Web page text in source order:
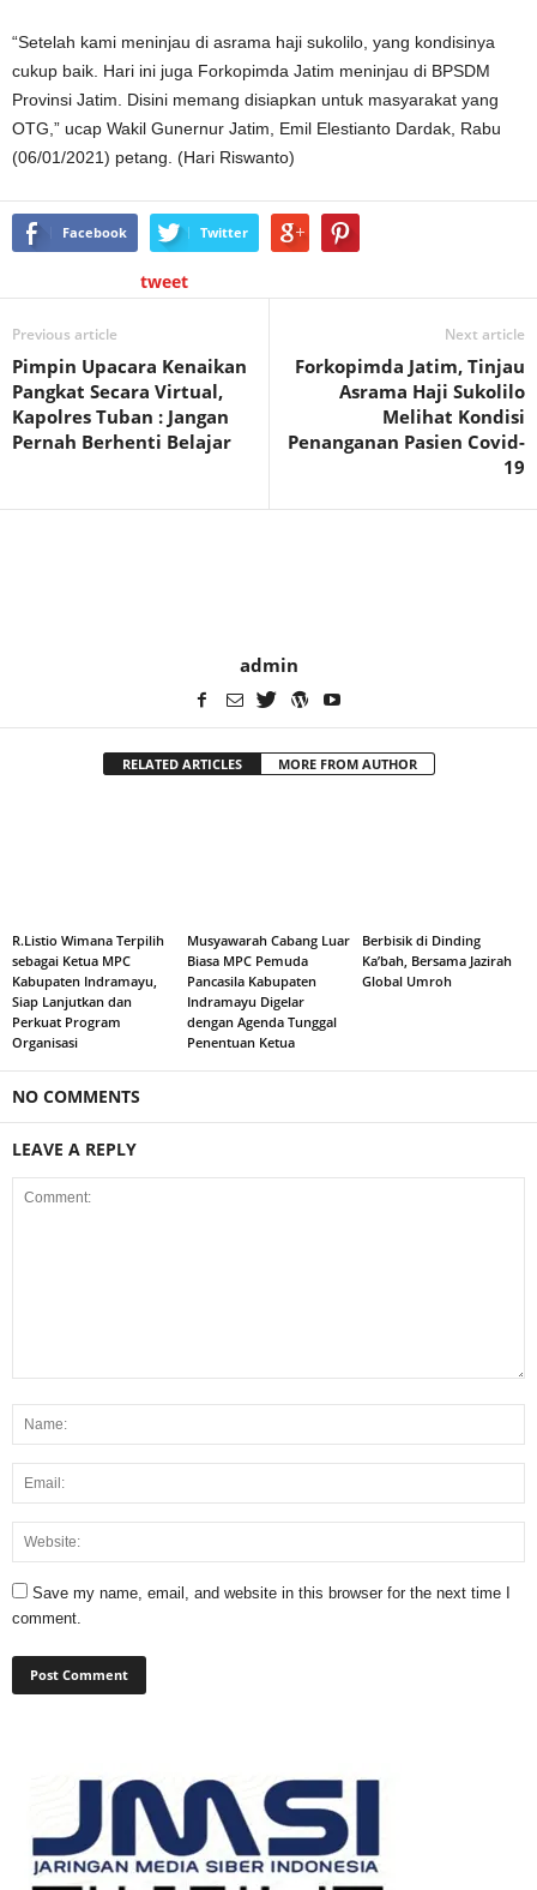
“Setelah kami meninjau di asrama haji sukolilo, yang kondisinya
cukup baik. Hari ini juga Forkopimda Jatim meninjau di BPSDM
Provinsi Jatim. Disini memang disiapkan untuk masyarakat yang
OTG,” ucap Wakil Gunernur Jatim, Emil Elestianto Dardak, Rabu
(06/01/2021) petang. (Hari Riswanto)
Facebook Twitter
tweet
Previous article
Pimpin Upacara Kenaikan
Pangkat Secara Virtual,
Kapolres Tuban : Jangan
Pernah Berhenti Belajar
Next article
Forkopimda Jatim, Tinjau
Asrama Haji Sukolilo
Melihat Kondisi
Penanganan Pasien Covid-
19
admin
RELATED ARTICLES MORE FROM AUTHOR
R.Listio Wimana Terpilih
sebagai Ketua MPC
Kabupaten Indramayu,
Siap Lanjutkan dan
Perkuat Program
Organisasi
Musyawarah Cabang Luar
Biasa MPC Pemuda
Pancasila Kabupaten
Indramayu Digelar
dengan Agenda Tunggal
Penentuan Ketua
Berbisik di Dinding
Ka’bah, Bersama Jazirah
Global Umroh
NO COMMENTS
LEAVE A REPLY
Save my name, email, and website in this browser for the next time I
comment.